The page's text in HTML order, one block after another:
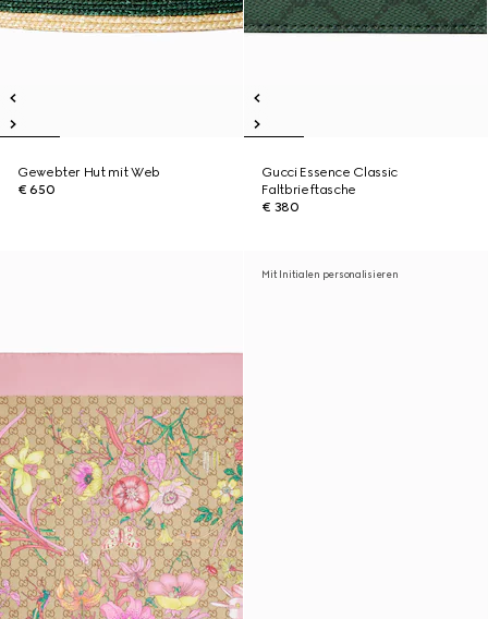
Gewebter Hut mit Web
€ 650
Gucci Essence Classic
Faltbrieftasche
€ 380
Mit Initialen personalisieren